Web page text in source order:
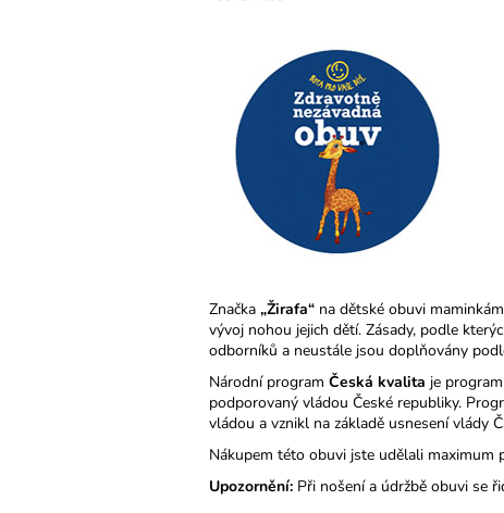
Značka „Žirafa“ na dětské obuvi
vývoj nohou jejich dětí. Zásady, podle
odborníků a neustále jsou doplňovány
Národní program Česká kvalita je
podporovaný vládou České republiky.
vládou a vznikl na základě usnesení vlády
Nákupem této obuvi jste udělali maximum
Upozornění: Při nošení a údržbě obuvi se